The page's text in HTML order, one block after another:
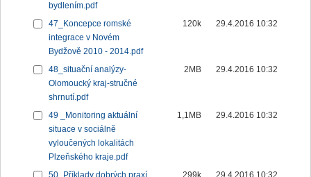
bydlením.pdf
47_Koncepce romské
integrace v Novém
Bydžově 2010 - 2014.pdf
120k 29.4.2016 10:32
48_situační analýzy-
Olomoucký kraj-stručné
shrnutí.pdf
2MB 29.4.2016 10:32
49 _Monitoring aktuální
situace v sociálně
vyloučených lokalitách
Plzeňského kraje.pdf
1,1MB 29.4.2016 10:32